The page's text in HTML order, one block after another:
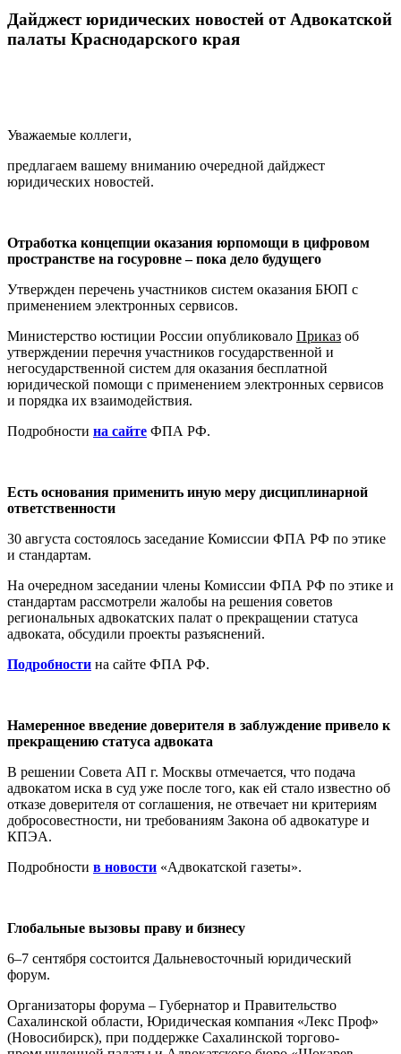
Дайджест юридических новостей от Адвокатской
палаты Краснодарского края
Уважаемые коллеги,
предлагаем вашему вниманию очередной дайджест
юридических новостей.
Отработка концепции оказания юрпомощи в цифровом
пространстве на госуровне – пока дело будущего
Утвержден перечень участников систем оказания БЮП с
применением электронных сервисов.
Министерство юстиции России опубликовало Приказ об
утверждении перечня участников государственной и
негосударственной систем для оказания бесплатной
юридической помощи с применением электронных сервисов
и порядка их взаимодействия.
Подробности на сайте ФПА РФ.
Есть основания применить иную меру дисциплинарной
ответственности
30 августа состоялось заседание Комиссии ФПА РФ по этике
и стандартам.
На очередном заседании члены Комиссии ФПА РФ по этике и
стандартам рассмотрели жалобы на решения советов
региональных адвокатских палат о прекращении статуса
адвоката, обсудили проекты разъяснений.
Подробности на сайте ФПА РФ.
Намеренное введение доверителя в заблуждение привело к
прекращению статуса адвоката
В решении Совета АП г. Москвы отмечается, что подача
адвокатом иска в суд уже после того, как ей стало известно об
отказе доверителя от соглашения, не отвечает ни критериям
добросовестности, ни требованиям Закона об адвокатуре и
КПЭА.
Подробности в новости «Адвокатской газеты».
Глобальные вызовы праву и бизнесу
6–7 сентября состоится Дальневосточный юридический
форум.
Организаторы форума – Губернатор и Правительство
Сахалинской области, Юридическая компания «Лекс Проф»
(Новосибирск), при поддержке Сахалинской торгово-